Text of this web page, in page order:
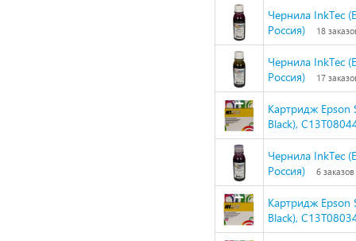
Чернила InkTec
Россия)
18
Чернила InkTec
Россия)
17
Картридж
Black),
Чернила InkTec
Россия)
6 заказов
Картридж
Black),